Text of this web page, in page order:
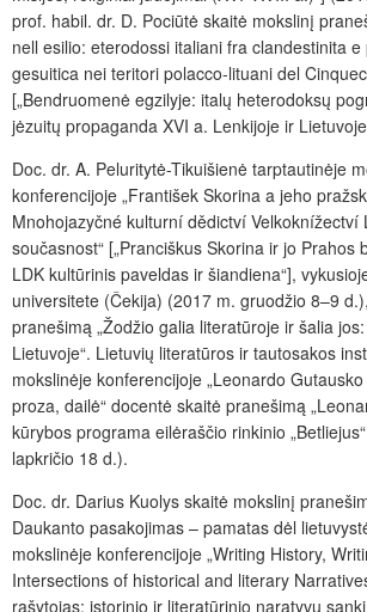
prof. habil. dr. D. Pociūtė skaitė mokslinį
nell esilio: eterodossi italiani fra clandestinita
gesuitica nei teritori polacco-lituani del
[„Bendruomenė egzilyje: italų heterodoksų
jėzuitų propaganda XVI a. Lenkijoje ir
Doc. dr. A. Peluritytė-Tikuišienė tarptautinėje
konferencijoje „František Skorina a jeho
Mnohojazyčné kulturní dědictví Velkoknížectví
současnost“ [„Pranciškus Skorina ir jo Prahos
LDK kultūrinis paveldas ir šiandiena“],
universitete (Čekija) (2017 m. gruodžio 8–9
pranešimą „Žodžio galia literatūroje ir šalia
Lietuvoje“. Lietuvių literatūros ir tautosakos
mokslinėje konferencijoje „Leonardo
proza, dailė“ docentė skaitė pranešimą
kūrybos programa eilėraščio rinkinio „Betliejus“
lapkričio 18 d.).
Doc. dr. Darius Kuolys skaitė mokslinį
Daukanto pasakojimas – pamatas dėl
mokslinėje konferencijoje „Writing History,
Intersections of historical and literary
rašytojas: istorinio ir literatūrinio naratyvų